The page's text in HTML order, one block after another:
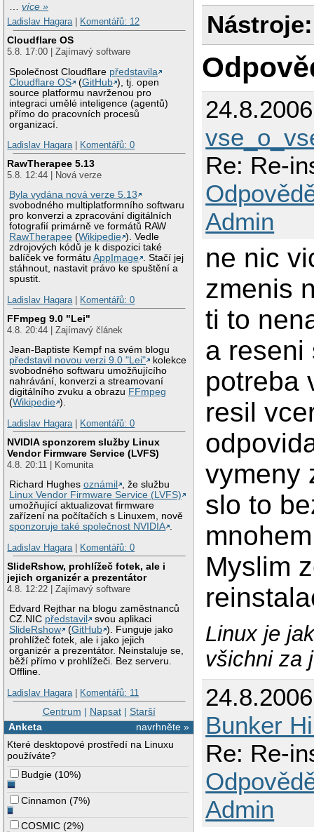
…více »
Ladislav Hagara| Komentářů: 12
Cloudflare OS
5.8. 17:00 | Zajímavý software
Společnost Cloudflare představila
Cloudflare OS
(GitHub ), tj. open
source platformu navrženou pro
integraci umělé inteligence (agentů)
přímo do pracovních procesů
organizací.
Ladislav Hagara| Komentářů: 0
RawTherapee 5.13
5.8. 12:44 | Nová verze
Byla vydána nová verze 5.13
svobodného multiplatformního softwaru
pro konverzi a zpracování digitálních
fotografií primárně ve formátů RAW
RawTherapee (Wikipedie ). Vedle
zdrojových kódů je k dispozici také
balíček ve formátuAppImage . Stačí jej
stáhnout, nastavit právo ke spuštění a
spustit.
Ladislav Hagara| Komentářů: 0
FFmpeg 9.0 "Lei"
4.8. 20:44 | Zajímavý článek
Jean-Baptiste Kempf na svém blogu
představil novou verzi 9.0 "Lei"
kolekce
svobodného softwaru umožňujícího
nahrávání, konverzi a streamovaní
digitálního zvuku a obrazu FFmpeg
(Wikipedie ).
Ladislav Hagara| Komentářů: 0
NVIDIA sponzorem služby Linux
Vendor Firmware Service (LVFS)
4.8. 20:11 | Komunita
Richard Hughesoznámil
, že službu
Linux Vendor Firmware Service (LVFS)
umožňující aktualizovat firmware
zařízení na počítačích s Linuxem, nově
sponzoruje také společnost NVIDIA .
Ladislav Hagara| Komentářů: 0
SlideRshow, prohlížeč fotek, ale i
jejich organizér a prezentátor
4.8. 12:22 | Zajímavý software
Edvard Rejthar na blogu zaměstnanců
CZ.NIC představil
svou aplikaci
SlideRshow
(GitHub ). Funguje jako
prohlížeč fotek, ale i jako jejich
organizér a prezentátor. Neinstaluje se,
běží přímo v prohlížeči. Bez serveru.
Offline.
Ladislav Hagara| Komentářů: 11
Centrum | Napsat| Starší
navrhněte »
Anketa
Které desktopové prostředí na Linuxu
používáte?
Budgie (10%)
Cinnamon (7%)
COSMIC (2%)
Nástroje:
Re: Re-
Admin
ne nic
zmenis
ti to
a reseni
potreba
resil
vymeny
slo to
Myslim
Linux je
všichni za
Bunker
Re: Re-
Admin